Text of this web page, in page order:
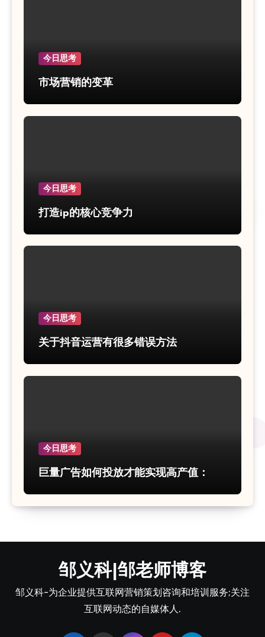
今日思考
市场营销的变革
今日思考
打造ip的核心竞争力
今日思考
关于抖音运营有很多错误方法
今日思考
巨量广告如何投放才能实现高产值：
邹义科|邹老师博客
邹义科-为企业提供互联网营销策划咨询和培训服务;关注
互联网动态的自媒体人.